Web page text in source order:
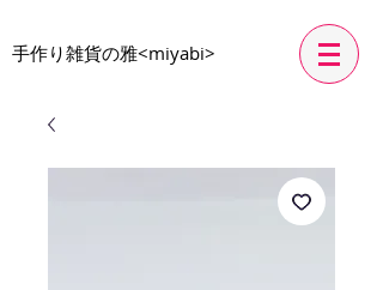
​手作り雑貨の雅<miyabi>